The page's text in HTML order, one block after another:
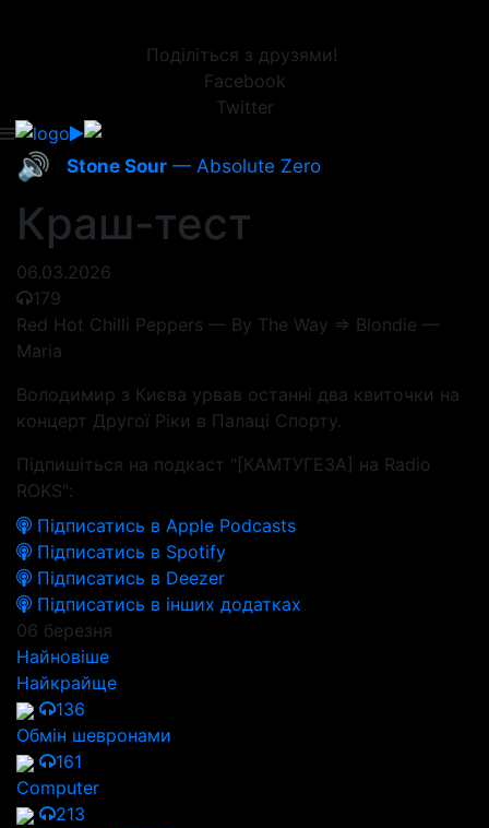
Поділіться з друзями!
Facebook
Twitter
🔊 Stone Sour — Absolute Zero
Краш-тест
06.03.2026
179
Red Hot Chilli Peppers — By The Way => Blondie —
Maria
Володимир з Києва урвав останні два квиточки на
концерт Другої Ріки в Палаці Спорту.
Підпишіться на подкаст "[КАМТУГЕЗА] на Radio
ROKS":
Підписатись в Apple Podcasts
Підписатись в Spotify
Підписатись в Deezer
Підписатись в інших додатках
06 березня
Найновіше
Найкрайще
136
Обмін шевронами
161
Computer
213